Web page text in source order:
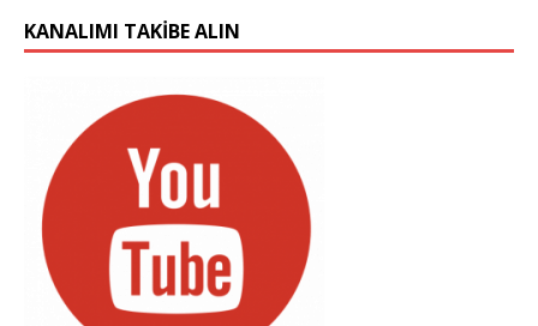
KANALIMI TAKIBE ALIN